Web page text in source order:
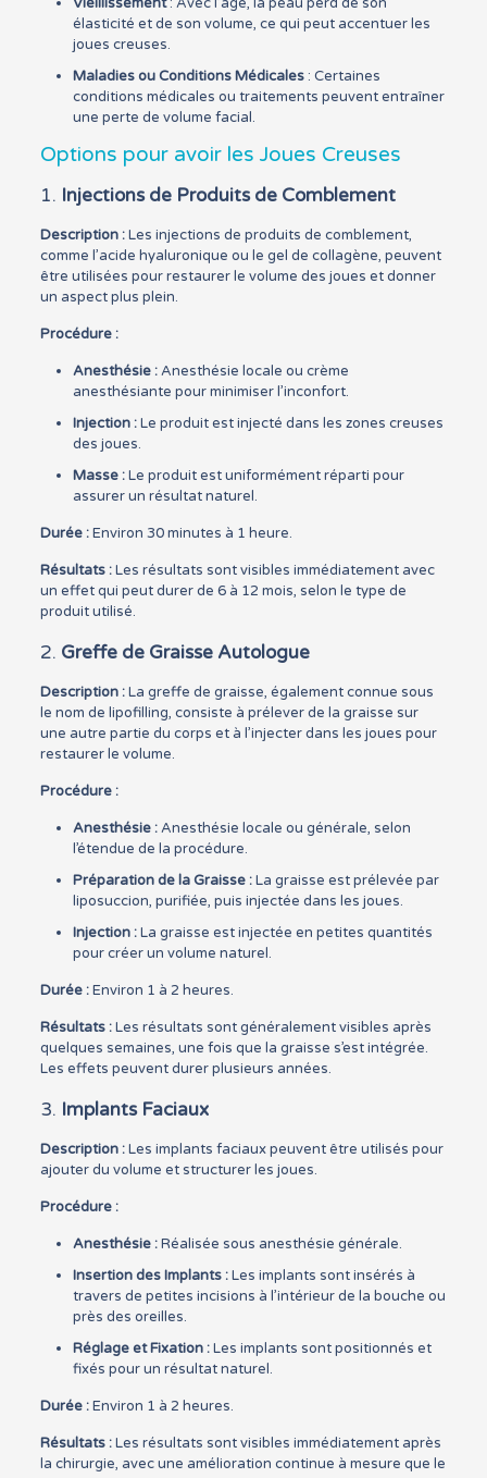
élasticité et de son volume, ce qui peut accentuer les
joues creuses.
Maladies ou Conditions Médicales: Certaines
conditions médicales ou traitements peuvent entraîner
une perte de volume facial.
Options pour avoir les Joues Creuses
1. Injections de Produits de Comblement
Description :Les injections de produits de comblement,
comme l’acide hyaluronique ou le gel de collagène, peuvent
être utilisées pour restaurer le volume des joues et donner
un aspect plus plein.
Procédure :
Anesthésie :Anesthésie locale ou crème
anesthésiante pour minimiser l’inconfort.
Injection :Le produit est injecté dans les zones creuses
des joues.
Masse :Le produit est uniformément réparti pour
assurer un résultat naturel.
Durée :Environ 30 minutes à 1 heure.
Résultats :Les résultats sont visibles immédiatement avec
un effet qui peut durer de 6 à 12 mois, selon le type de
produit utilisé.
2. Greffe de Graisse Autologue
Description :La greffe de graisse, également connue sous
le nom de lipofilling, consiste à prélever de la graisse sur
une autre partie du corps et à l’injecter dans les joues pour
restaurer le volume.
Procédure :
Anesthésie :Anesthésie locale ou générale, selon
l’étendue de la procédure.
Préparation de la Graisse :La graisse est prélevée par
liposuccion, purifiée, puis injectée dans les joues.
Injection :La graisse est injectée en petites quantités
pour créer un volume naturel.
Durée :Environ 1 à 2 heures.
Résultats :Les résultats sont généralement visibles après
quelques semaines, une fois que la graisse s’est intégrée.
Les effets peuvent durer plusieurs années.
3. Implants Faciaux
Description :Les implants faciaux peuvent être utilisés pour
ajouter du volume et structurer les joues.
Procédure :
Anesthésie :Réalisée sous anesthésie générale.
Insertion des Implants :Les implants sont insérés à
travers de petites incisions à l’intérieur de la bouche ou
près des oreilles.
Réglage et Fixation :Les implants sont positionnés et
fixés pour un résultat naturel.
Durée :Environ 1 à 2 heures.
Résultats :Les résultats sont visibles immédiatement après
la chirurgie, avec une amélioration continue à mesure que le